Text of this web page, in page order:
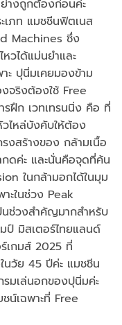
างถูกต้องก่อนค่ะ
เภท แมชชีนฟิตเนส
Machines ซึ่ง
วได้แม่นยำและ
ะ ปุนิ่มเคยมองข้าม
จริงต้องใช้ Free
ฝึก เวทเทรนนิ่ง คือ ที่
วไหล่บังคับให้ต้อง
งสร้างของ กล้ามเนื้อ
ดค่ะ และนั่นคือจุดที่ค้น
ในกล้ามอกได้ในมุม
ะในช่วง Peak
ช่วงสำคัญมากสำหรับ
ป์ มิสเตอร์ไทยแลนด์
เกมส์ 2025 ที่
นวัย 45 ปีค่ะ แมชชีน
รมเล่นอกของปุนิ่มค่ะ
ชน์เฉพาะที่ Free